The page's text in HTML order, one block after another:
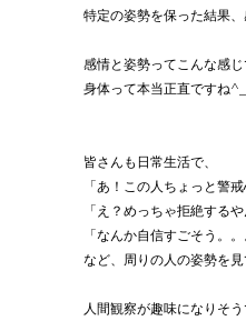
特定の姿勢を保った結果
感情と姿勢ってこんな感
身体って本当正直ですね
皆さんも日常生活で、
「あ！この人ちょっと警戒
「え？めっちゃ拒絶するや
「なんか自信すごそう。。
など、周りの人の姿勢を
人間観察が趣味になりそ